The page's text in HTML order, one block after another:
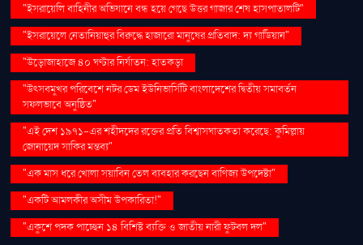
"ইসরায়েলি বাহিনীর অভিযানে বন্ধ হয়ে গেছে উত্তর গাজার শেষ হাসপাতালটি"
"ইসরায়েলে নেতানিয়াহুর বিরুদ্ধে হাজারো মানুষের প্রতিবাদ: দ্য গার্ডিয়ান"
"উড়োজাহাজে ৪০ ঘণ্টার নির্যাতন: হাতকড়া
"উৎসবমুখর পরিবেশে নটর ডেম ইউনিভার্সিটি বাংলাদেশের দ্বিতীয় সমাবর্তন
সফলভাবে অনুষ্ঠিত"
"এই দেশ ১৯৭১-এর শহীদদের রক্তের প্রতি বিশ্বাসঘাতকতা করেছে: কুমিল্লায়
জোনায়েদ সাকির মন্তব্য"
"এক মাস ধরে খোলা সয়াবিন তেল ব্যবহার করছেন বাণিজ্য উপদেষ্টা"
"একটি আমলকীর অসীম উপকারিতা!"
"একুশে পদক পাচ্ছেন ১৪ বিশিষ্ট ব্যক্তি ও জাতীয় নারী ফুটবল দল"